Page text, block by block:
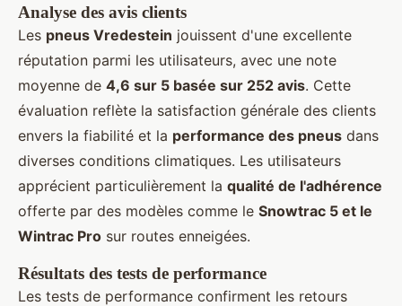
Analyse des avis clients
Les pneus Vredestein jouissent d'une excellente
réputation parmi les utilisateurs, avec une note
moyenne de 4,6 sur 5 basée sur 252 avis. Cette
évaluation reflète la satisfaction générale des clients
envers la fiabilité et la performance des pneus dans
diverses conditions climatiques. Les utilisateurs
apprécient particulièrement la qualité de l'adhérence
offerte par des modèles comme le Snowtrac 5 et le
Wintrac Pro sur routes enneigées.
Résultats des tests de performance
Les tests de performance confirment les retours